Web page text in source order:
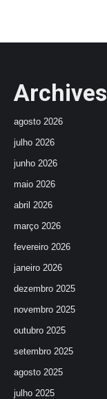
Archives
agosto 2026
julho 2026
junho 2026
maio 2026
abril 2026
março 2026
fevereiro 2026
janeiro 2026
dezembro 2025
novembro 2025
outubro 2025
setembro 2025
agosto 2025
julho 2025